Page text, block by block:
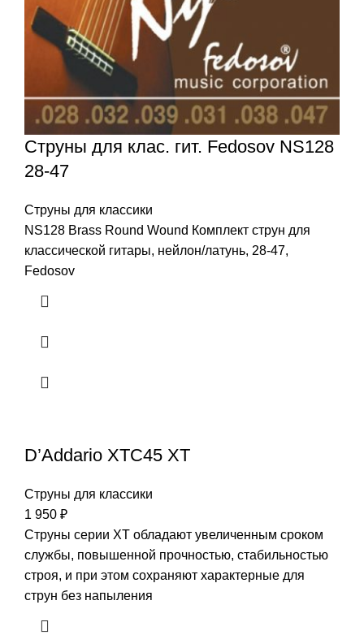
Струны для клас. гит. Fedosov NS128
28-47
Струны для классики
NS128 Brass Round Wound Комплект струн для
классической гитары, нейлон/латунь, 28-47,
Fedosov
D’Addario XTC45 XT
Струны для классики
1 950 ₽
Струны серии XT обладают увеличенным сроком
службы, повышенной прочностью, стабильностью
строя, и при этом сохраняют характерные для
струн без напыления